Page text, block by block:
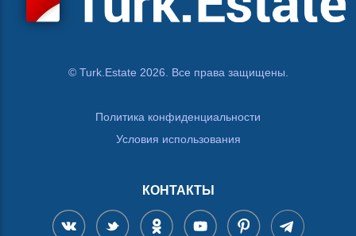
© Turk.Estate 2026. Все права защищены.
Политика конфиденциальности
Условия использования
КОНТАКТЫ